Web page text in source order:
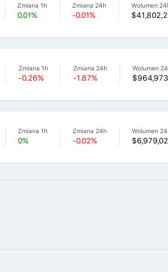
Zmiana 1h
0.01%
Zmiana 24h
-0.01%
Wolumen
Zmiana 1h
-0.26%
Zmiana 24h
-1.87%
Wolumen
Zmiana 1h
0%
Zmiana 24h
-0.02%
Wolumen